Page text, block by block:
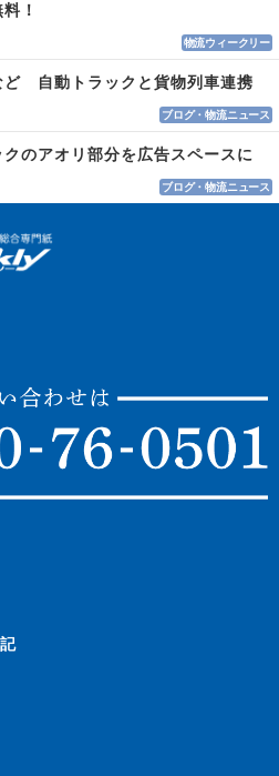
！
物流ウィークリー
ど 自動トラックと貨物列車連携
ブログ・物流ニュース
のアオリ部分を広告スペースに
ブログ・物流ニュース